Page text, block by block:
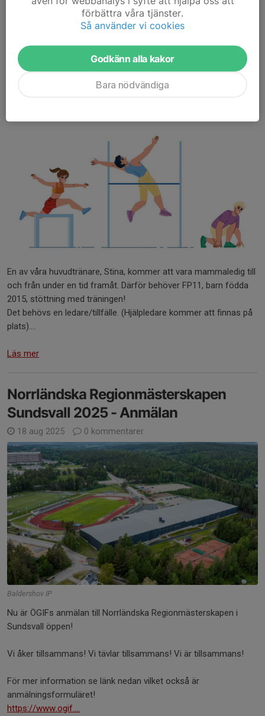
Vill du vara ledare o tjäna lite extra
En av våra huvudtränare, Stina, kommer att vara mammaledig till
och från under en tid framåt. Därför behöver FP11, barn födda
2015, stöttning med träningen!
Det behövs en ledare/tillfälle. (Hjälpledare kommer att finnas på
plats)....
Läs mer
Norrländska Regionmästerskapen
Sundsvall 2025 - Anmälan
18 aug 2025 0 kommentarer
Baldershov IP
Nu är ÖGIFs anmälan till Norrländska Regionmästerskapen i
Sundsvall öppen!
Vi åker tillsammans! Vi tävlar tillsammans! Vi är tillsammans!
För mer information se länk nedan vilket också är
anmälningsformuläret!
https://www.ogif....
förbättra våra tjänster.
Så använder vi cookies
Godkänn alla kakor
Bara nödvändiga